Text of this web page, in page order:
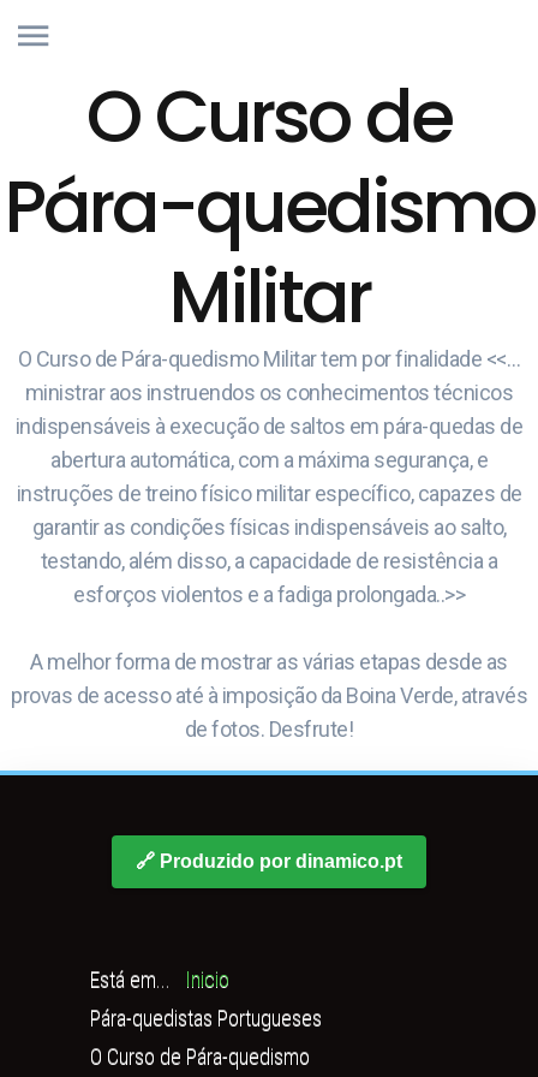
O Curso de
Pára-quedismo
Militar
O Curso de Pára-quedismo Militar tem por finalidade <<…
ministrar aos instruendos os conhecimentos técnicos
indispensáveis à execução de saltos em pára-quedas de
abertura automática, com a máxima segurança, e
instruções de treino físico militar específico, capazes de
garantir as condições físicas indispensáveis ao salto,
testando, além disso, a capacidade de resistência a
esforços violentos e a fadiga prolongada..>>
A melhor forma de mostrar as várias etapas desde as
provas de acesso até à imposição da Boina Verde, através
de fotos. Desfrute!
🔗 Produzido por dinamico.pt
Está em...
Inicio
Pára-quedistas Portugueses
O Curso de Pára-quedismo